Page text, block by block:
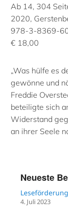
Ab 14, 304
2020,
978-3-8369-
€ 18,00
„Was hülfe es
gewönne und
Freddie
beteiligte sich
Widerstand
an ihrer Seele
Neueste
4. Juli 2023